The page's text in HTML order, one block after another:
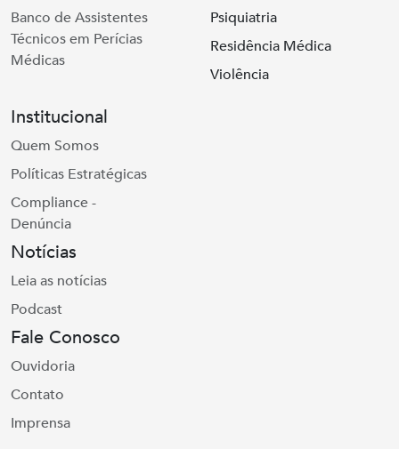
Banco de Assistentes
Técnicos em Perícias
Médicas
Psiquiatria
Residência Médica
Violência
Institucional
Quem Somos
Políticas Estratégicas
Compliance -
Denúncia
Notícias
Leia as notícias
Podcast
Fale Conosco
Ouvidoria
Contato
Imprensa